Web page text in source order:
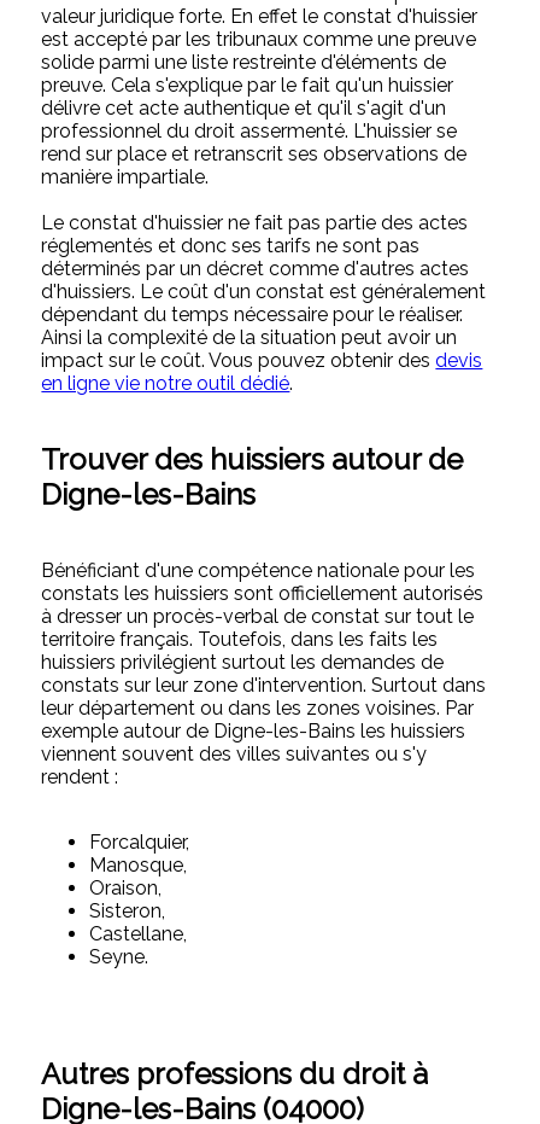
valeur juridique forte. En effet le constat d'huissier
est accepté par les tribunaux comme une preuve
solide parmi une liste restreinte d'éléments de
preuve. Cela s'explique par le fait qu'un huissier
délivre cet acte authentique et qu'il s'agit d'un
professionnel du droit assermenté. L'huissier se
rend sur place et retranscrit ses observations de
manière impartiale.
Le constat d'huissier ne fait pas partie des actes
réglementés et donc ses tarifs ne sont pas
déterminés par un décret comme d'autres actes
d'huissiers. Le coût d'un constat est généralement
dépendant du temps nécessaire pour le réaliser.
Ainsi la complexité de la situation peut avoir un
impact sur le coût. Vous pouvez obtenir desdevis
en ligne vie notre outil dédié.
Trouver des huissiers autour de
Digne-les-Bains
Bénéficiant d'une compétence nationale pour les
constats les huissiers sont officiellement autorisés
à dresser un procès-verbal de constat sur tout le
territoire français. Toutefois, dans les faits les
huissiers privilégient surtout les demandes de
constats sur leur zone d'intervention. Surtout dans
leur département ou dans les zones voisines. Par
exemple autour de Digne-les-Bains les huissiers
viennent souvent des villes suivantes ou s'y
rendent :
Forcalquier,
Manosque,
Oraison,
Sisteron,
Castellane,
Seyne.
Autres professions du droit à
Digne-les-Bains (04000)